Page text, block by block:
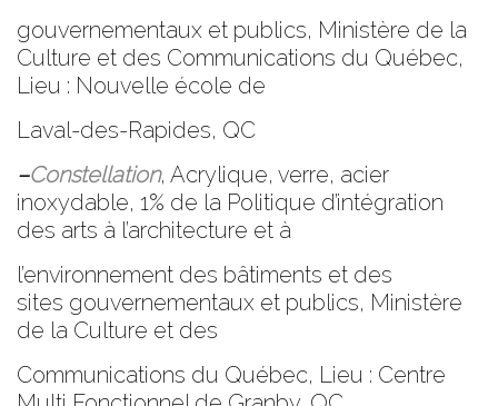
gouvernementaux et publics, Ministère de la
Culture et des Communications du Québec,
Lieu : Nouvelle école de
Laval-des-Rapides, QC
–Constellation, Acrylique, verre, acier
inoxydable, 1% de la Politique d’intégration
des arts à l’architecture et à
l’environnement des bâtiments et des
sites gouvernementaux et publics, Ministère
de la Culture et des
Communications du Québec, Lieu : Centre